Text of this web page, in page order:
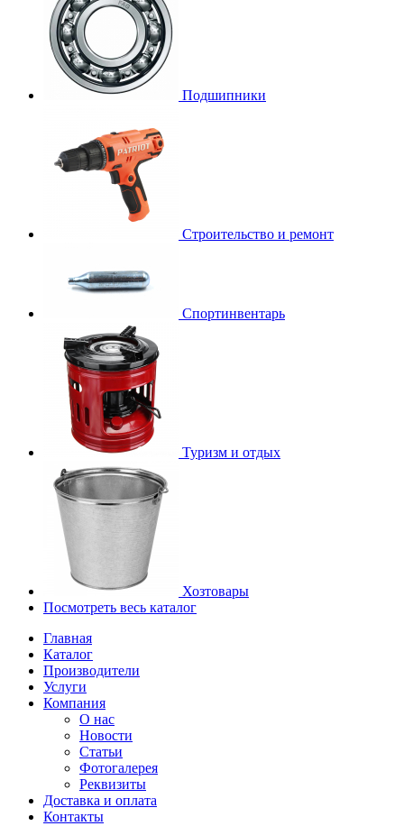
Подшипники
Строительство и ремонт
Спортинвентарь
Туризм и отдых
Хозтовары
Посмотреть весь каталог
Главная
Каталог
Производители
Услуги
Компания
О нас
Новости
Статьи
Фотогалерея
Реквизиты
Доставка и оплата
Контакты